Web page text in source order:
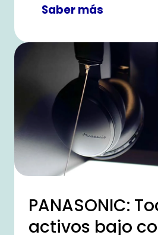
Saber más
PANASONIC:
activos bajo